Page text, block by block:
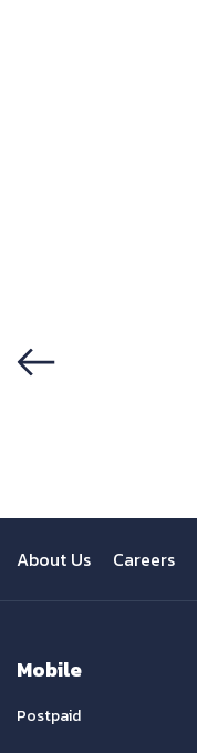
About Us Careers
Mobile
Postpaid